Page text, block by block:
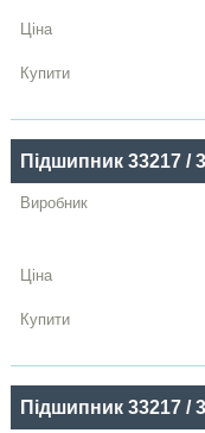
Радіальний
зазор
Ціна,
Купити
Підшипник 33217 /
Підшипник 33217 /